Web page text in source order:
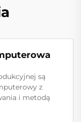
są
z
i metodą